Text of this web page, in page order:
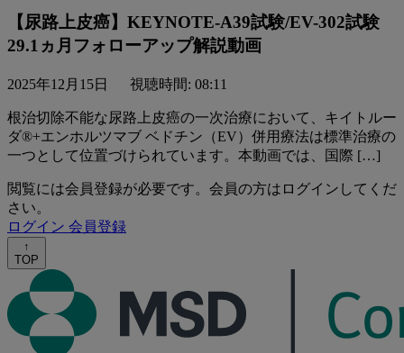
【尿路上皮癌】KEYNOTE-A39試験/EV-302試験
29.1ヵ月フォローアップ解説動画
2025年12月15日 視聴時間: 08:11
根治切除不能な尿路上皮癌の一次治療において、キイトルー
ダ®+エンホルツマブ ベドチン（EV）併用療法は標準治療の
一つとして位置づけられています。本動画では、国際 […]
閲覧には会員登録が必要です。会員の方はログインしてくだ
さい。
ログイン 会員登録
↑
TOP